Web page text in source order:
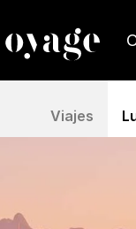
Viajes